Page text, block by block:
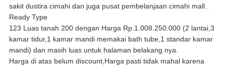
sakit dustira cimahi dan juga pusat pembelanjaan cimahi mall.
Ready Type
123 Luas tanah 200 dengan Harga Rp.1.008.250.000 (2 lantai,3
kamar tidur,1 kamar mandi memakai bath tube,1 standar kamar
mandi) dan masih luas untuk halaman belakang nya.
Harga di atas belum discount,Harga pasti tidak mahal karena